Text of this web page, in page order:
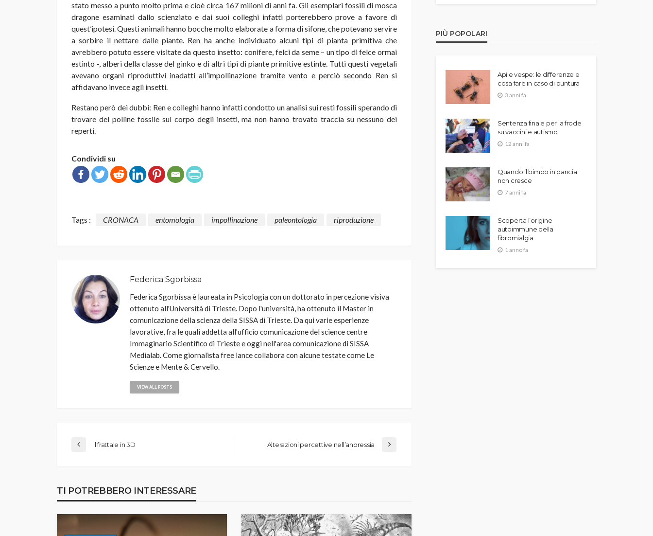
stato messo a punto molto prima e cioè circa 167 milioni di anni fa. Gli esemplari fossili di mosca
dragone esaminati dallo scienziato e dai suoi colleghi infatti porterebbero prove a favore di
quest’ipotesi. Questi animali hanno bocche molto elaborate a forma di sifone, che potevano servire
a sorbire il nettare dalle piante. Ren ha anche individuato alcuni tipi di pianta primitiva che
avrebbero potuto essere visitate da questo insetto: conifere, felci da seme – un tipo di felce ormai
estinto -, alberi della classe del ginko e di altri tipi di piante primitive estinte. Tutti questi vegetali
avevano organi riproduttivi inadatti all’impollinazione tramite vento e perciò secondo Ren si
affidavano invece agli insetti.
Restano però dei dubbi: Ren e colleghi hanno infatti condotto un analisi sui resti fossili sperando di
trovare del polline fossile sul corpo degli insetti, ma non hanno trovato traccia su nessuno dei
reperti.
Condividi su
Tags : CRONACA entomologia impollinazione paleontologia riproduzione
Federica Sgorbissa
Federica Sgorbissa è laureata in Psicologia con un dottorato in percezione visiva
ottenuto all'Università di Trieste. Dopo l'università, ha ottenuto il Master in
comunicazione della scienza della SISSA di Trieste. Da qui varie esperienze
lavorative, fra le quali addetta all'ufficio comunicazione del science centre
Immaginario Scientifico di Trieste e oggi nell'area comunicazione di SISSA
Medialab. Come giornalista free lance collabora con alcune testate come Le
Scienze e Mente & Cervello.
VIEW ALL POSTS
Il frattale in 3D Alterazioni percettive nell’anoressia
TI POTREBBERO INTERESSARE
PIÙ POPOLARI
Api e vespe: le differenze e
cosa fare in caso di puntura
3 anni fa
Sentenza finale per la frode
su vaccini e autismo
12 anni fa
Quando il bimbo in pancia
non cresce
7 anni fa
Scoperta l’origine
autoimmune della
fibromialgia
1 anno fa